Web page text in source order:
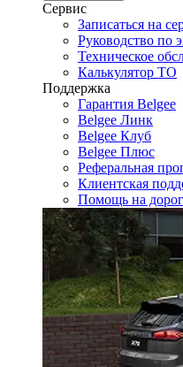
Сервис
Записаться на
Руководство по
Техническое
Калькулятор ТО
Поддержка
Гарантия Belgee
Belgee Линк
Belgee Клуб
Belgee Плюс
Реферальная
Клиентская
Помощь на